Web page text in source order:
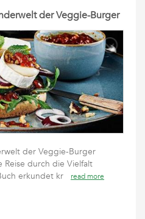
der Veggie-Burger
der Veggie-Burger
Reise durch die Vielfalt
erkundet kr
read more